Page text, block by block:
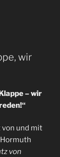
wir
– wir
und mit
von